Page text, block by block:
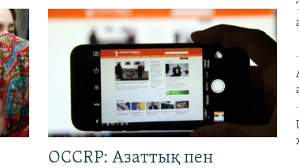
OCCRP: Азаттық пен